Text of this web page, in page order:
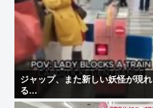
ジャップ、また新しい妖怪が現れ
る…